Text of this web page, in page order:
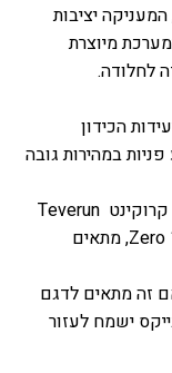
הידראולי מקצועי 255 מ"מ, המעניקה יציבות
מיוצרת
הכידון
במהירות גובה
מתאים בצורה אוניברסלית למגוון דגמים של קרוקינט Teverun
(Fighter, Blade), דגמי Dualtron וסדרת Zero 10X, מתאים
זה מתאים לדגם
ישמח לעזור